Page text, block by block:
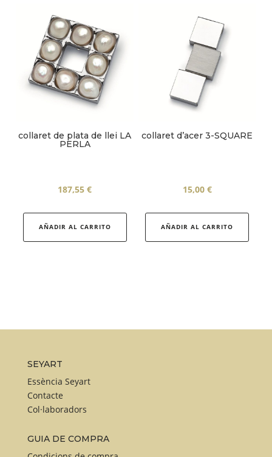
del
collaret de plata de llei LA
PERLA
187,55€
AÑADIR AL CARRITO
collaret d’acer 3-SQUARE
15,00 €
AÑADIR AL CARRITO
SEYART
Essència Seyart
Contacte
Col·laboradors
GUIA DE COMPRA